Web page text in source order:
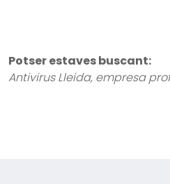
Potser estaves buscant:
Antivirus Lleida, empresa